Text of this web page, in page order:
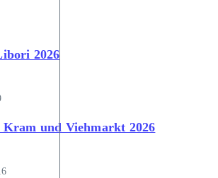
2026
Kram und Viehmarkt 2026